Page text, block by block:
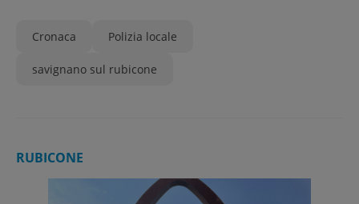
Cronaca Polizia locale
savignano sul rubicone
RUBICONE